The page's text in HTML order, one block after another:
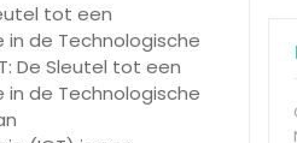
tot een
in de Technologische
De Sleutel tot een
in de Technologische